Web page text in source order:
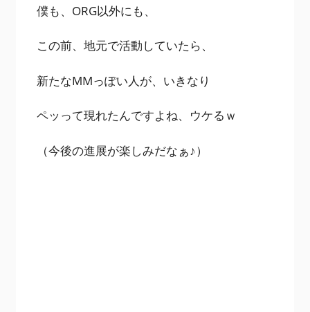
僕も、ORG以外にも、
この前、地元で活動していたら、
新たなMMっぽい人が、いきなり
ペッって現れたんですよね、ウケるｗ
（今後の進展が楽しみだなぁ♪）